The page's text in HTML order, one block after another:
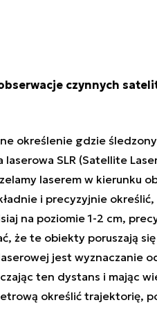
czynnych
określenie gdzie
SLR (Satellite
laserem w kierunku
i precyzyjnie określić,
na poziomie 1-2 cm,
że te obiekty poruszają
jest wyznaczanie
ten dystans i mając
określić trajektorię,